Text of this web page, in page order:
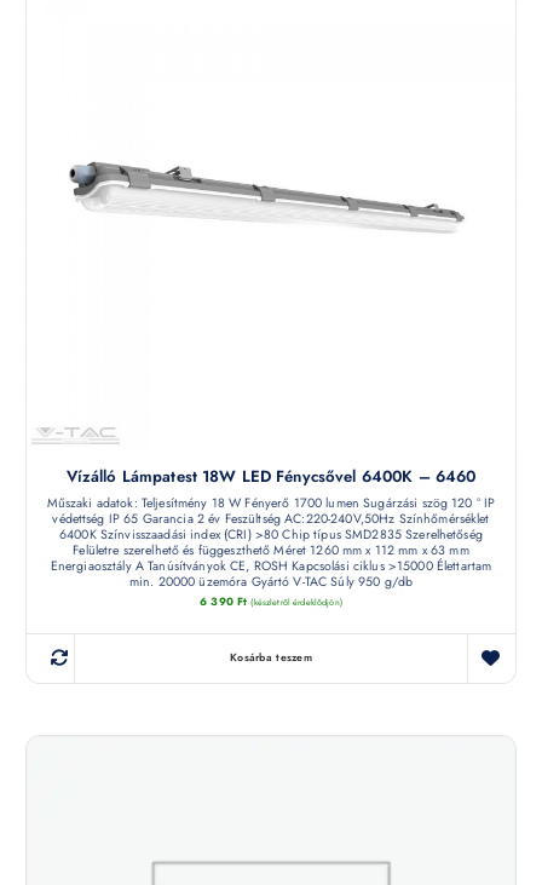
Vízálló Lámpatest 18W LED Fénycsővel 6400K – 6460
Műszaki adatok: Teljesítmény 18 W Fényerő 1700 lumen Sugárzási szög 120 ° IP
védettség IP 65 Garancia 2 év Feszültség AC:220-240V,50Hz Színhőmérséklet
6400K Színvisszaadási index (CRI) >80 Chip típus SMD2835 Szerelhetőség
Felületre szerelhető és függeszthető Méret 1260 mm x 112 mm x 63 mm
Energiaosztály A Tanúsítványok CE, ROSH Kapcsolási ciklus >15000 Élettartam
min. 20000 üzemóra Gyártó V-TAC Súly 950 g/db
6 390 Ft (készletről érdeklődjön)
Kosárba teszem